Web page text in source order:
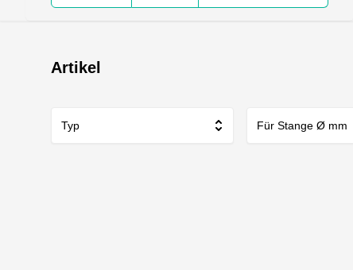
Artikel
Typ Für Stange Ø mm